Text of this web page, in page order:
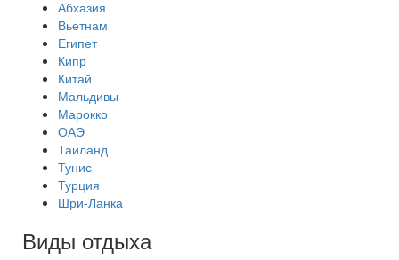
Абхазия
Вьетнам
Египет
Кипр
Китай
Мальдивы
Марокко
ОАЭ
Таиланд
Тунис
Турция
Шри-Ланка
Виды отдыха